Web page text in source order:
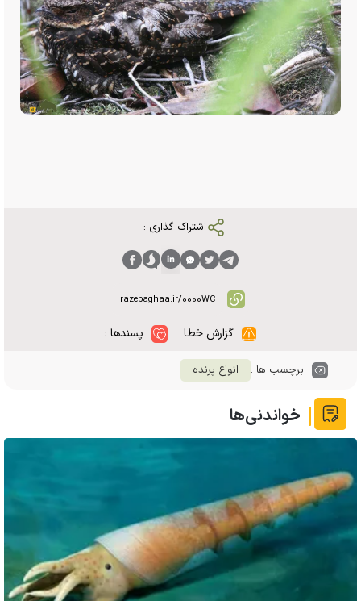
اشتراک گذاری :
گزارش خطا پسندها :
برچسب ها : انواع پرنده
خواندنی‌ها